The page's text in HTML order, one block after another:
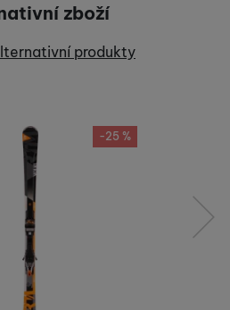
zboží
produkty
-25 %